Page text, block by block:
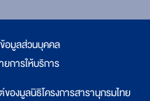
อมูลส่วนบุคคล
การให้บริการ
องมูลนิธิโครงการสารานุกรมไทย